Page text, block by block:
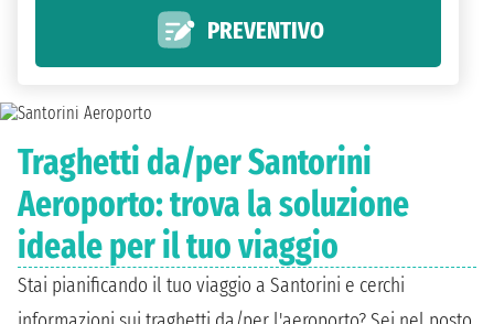
Traghetti da/per Santorini
Aeroporto: trova la soluzione
ideale per il tuo viaggio
Stai pianificando il tuo viaggio a Santorini e cerchi
PREVENTIVO